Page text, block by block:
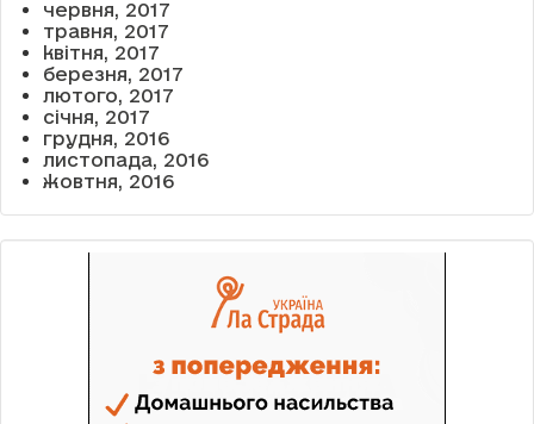
червня, 2017
травня, 2017
квітня, 2017
березня, 2017
лютого, 2017
січня, 2017
грудня, 2016
листопада, 2016
жовтня, 2016